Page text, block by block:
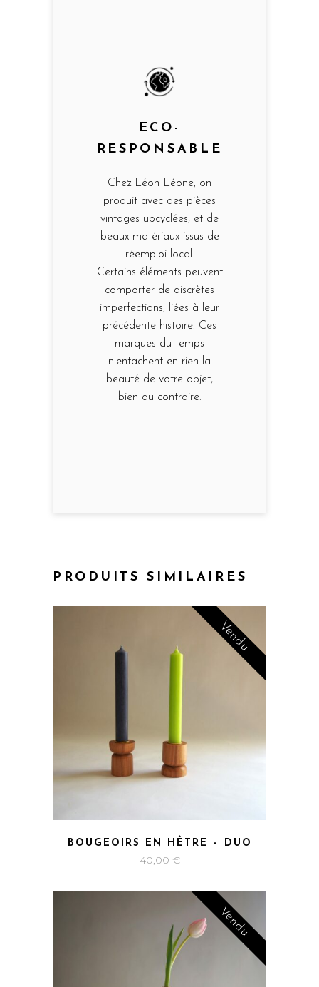
ECO-
RESPONSABLE
Chez Léon Léone, on
produit avec des pièces
vintages upcyclées, et de
beaux matériaux issus de
réemploi local.
Certains éléments peuvent
comporter de discrètes
imperfections, liées à leur
précédente histoire. Ces
marques du temps
n'entachent en rien la
beauté de votre objet,
bien au contraire.
PRODUITS SIMILAIRES
Vendu
BOUGEOIRS EN HÊTRE – DUO
40,00 €
Vendu